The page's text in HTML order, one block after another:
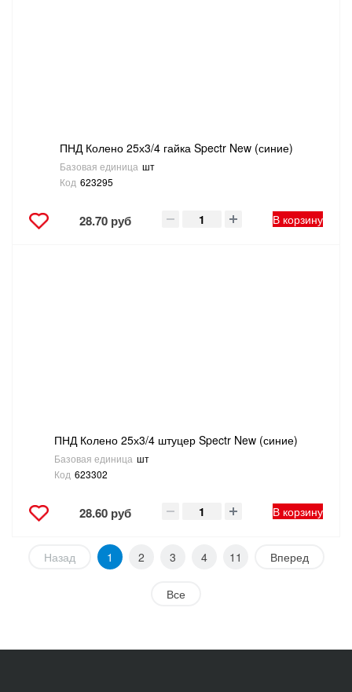
ПНД Колено 25х3/4 гайка Spectr New (синие)
Базовая единица шт
Код 623295
28.70 руб В корзину
ПНД Колено 25х3/4 штуцер Spectr New (синие)
Базовая единица шт
Код 623302
28.60 руб В корзину
Назад 1 2 3 4 11 Вперед
Все